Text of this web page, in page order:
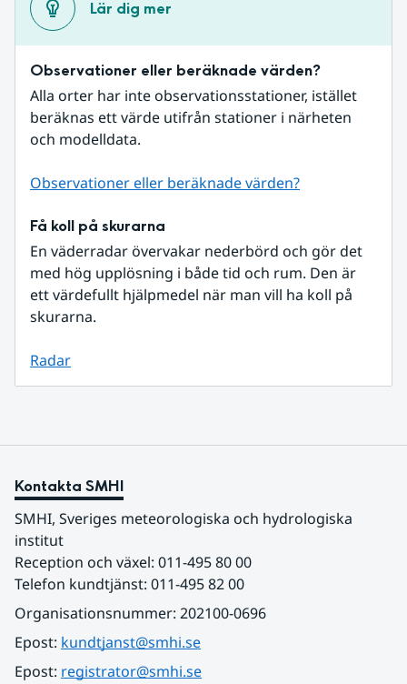
Lär dig mer
Observationer eller beräknade värden?
Alla orter har inte observationsstationer, istället
beräknas ett värde utifrån stationer i närheten
och modelldata.
Observationer eller beräknade värden?
Få koll på skurarna
En väderradar övervakar nederbörd och gör det
med hög upplösning i både tid och rum. Den är
ett värdefullt hjälpmedel när man vill ha koll på
skurarna.
Radar
Kontakta SMHI
SMHI, Sveriges meteorologiska och hydrologiska
institut
Reception och växel: 011-495 80 00
Telefon kundtjänst: 011-495 82 00
Organisationsnummer: 202100-0696
Epost: kundtjanst@smhi.se
Epost: registrator@smhi.se